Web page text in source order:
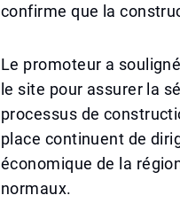
confirme que la
Le promoteur a
le site pour assurer la
processus de
place continuent de
économique de la
normaux.